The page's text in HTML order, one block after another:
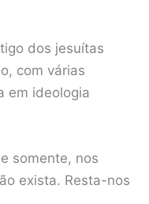
dos jesuítas
com várias
em ideologia
somente, nos
exista. Resta-nos